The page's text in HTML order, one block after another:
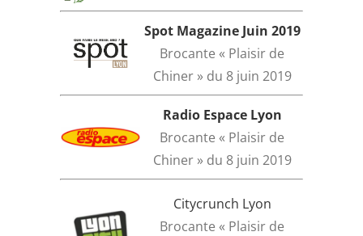
Spot Magazine Juin 2019
Brocante « Plaisir de
Chiner » du 8 juin 2019
Radio Espace Lyon
Brocante « Plaisir de
Chiner » du 8 juin 2019
Citycrunch Lyon
Brocante « Plaisir de